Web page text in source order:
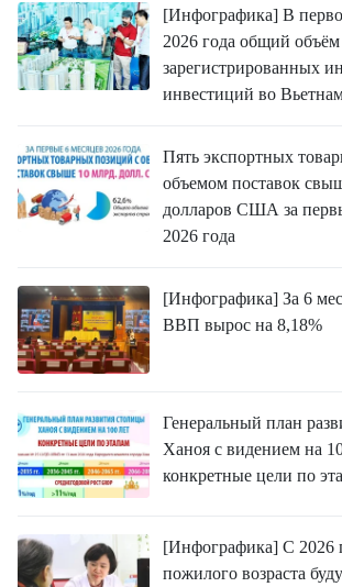
[Инфографика] В
2026 года общий объём
зарегистрированных
инвестиций во
Пять экспортных
объемом поставок
долларов США за
2026 года
[Инфографика] За 6
ВВП вырос на 8,18%
Генеральный план
Ханоя с видением на
конкретные цели по
[Инфографика] С 2026
пожилого возраста